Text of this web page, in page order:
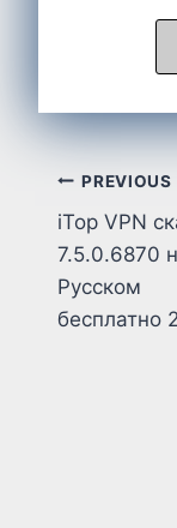
Post
PREVIOUS
iTop VPN
7.5.0.6870
Русском
бесплатно